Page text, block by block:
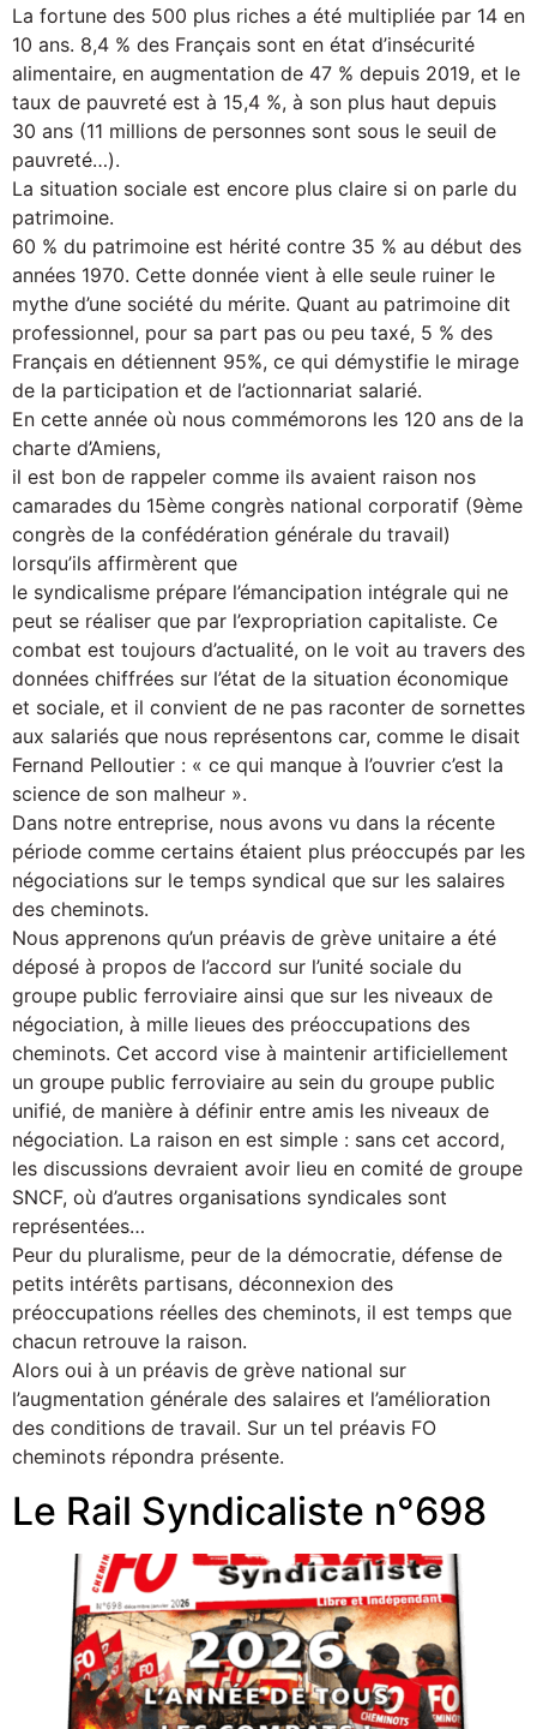
La fortune des 500 plus riches a été multipliée par 14 en
10 ans. 8,4 % des Français sont en état d’insécurité
alimentaire, en augmentation de 47 % depuis 2019, et le
taux de pauvreté est à 15,4 %, à son plus haut depuis
30 ans (11 millions de personnes sont sous le seuil de
pauvreté…).
La situation sociale est encore plus claire si on parle du
patrimoine.
60 % du patrimoine est hérité contre 35 % au début des
années 1970. Cette donnée vient à elle seule ruiner le
mythe d’une société du mérite. Quant au patrimoine dit
professionnel, pour sa part pas ou peu taxé, 5 % des
Français en détiennent 95%, ce qui démystifie le mirage
de la participation et de l’actionnariat salarié.
En cette année où nous commémorons les 120 ans de la
charte d’Amiens,
il est bon de rappeler comme ils avaient raison nos
camarades du 15ème congrès national corporatif (9ème
congrès de la confédération générale du travail)
lorsqu’ils affirmèrent que
le syndicalisme prépare l’émancipation intégrale qui ne
peut se réaliser que par l’expropriation capitaliste. Ce
combat est toujours d’actualité, on le voit au travers des
données chiffrées sur l’état de la situation économique
et sociale, et il convient de ne pas raconter de sornettes
aux salariés que nous représentons car, comme le disait
Fernand Pelloutier : « ce qui manque à l’ouvrier c’est la
science de son malheur ».
Dans notre entreprise, nous avons vu dans la récente
période comme certains étaient plus préoccupés par les
négociations sur le temps syndical que sur les salaires
des cheminots.
Nous apprenons qu’un préavis de grève unitaire a été
déposé à propos de l’accord sur l’unité sociale du
groupe public ferroviaire ainsi que sur les niveaux de
négociation, à mille lieues des préoccupations des
cheminots. Cet accord vise à maintenir artificiellement
un groupe public ferroviaire au sein du groupe public
unifié, de manière à définir entre amis les niveaux de
négociation. La raison en est simple : sans cet accord,
les discussions devraient avoir lieu en comité de groupe
SNCF, où d’autres organisations syndicales sont
représentées…
Peur du pluralisme, peur de la démocratie, défense de
petits intérêts partisans, déconnexion des
préoccupations réelles des cheminots, il est temps que
chacun retrouve la raison.
Alors oui à un préavis de grève national sur
l’augmentation générale des salaires et l’amélioration
des conditions de travail. Sur un tel préavis FO
cheminots répondra présente.
Le Rail Syndicaliste n°698